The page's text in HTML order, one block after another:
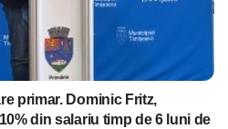
primar. Dominic Fritz,
din salariu timp de 6 luni de